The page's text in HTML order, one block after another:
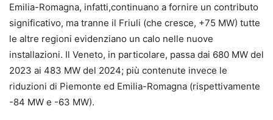
Emilia-Romagna, infatti,continuano a fornire un contributo
significativo, ma tranne il Friuli (che cresce, +75 MW) tutte
le altre regioni evidenziano un calo nelle nuove
installazioni. Il Veneto, in particolare, passa dai 680 MW del
2023 ai 483 MW del 2024; più contenute invece le
riduzioni di Piemonte ed Emilia-Romagna (rispettivamente
-84 MW e -63 MW).